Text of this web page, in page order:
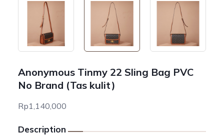
Anonymous Tinmy 22 Sling Bag PVC
No Brand (Tas kulit)
Rp1,140,000
Description